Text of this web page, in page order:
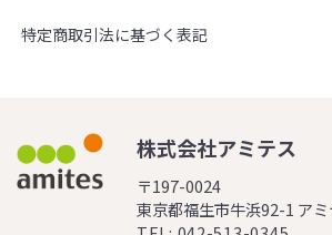
特定商取引法に基づく表記
株式会社アミテス
〒197-0024
東京都福生市牛浜92-1 ア